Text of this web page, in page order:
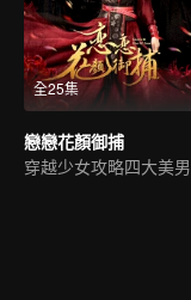
全25集
戀戀花顏御捕
穿越少女攻略四大美男